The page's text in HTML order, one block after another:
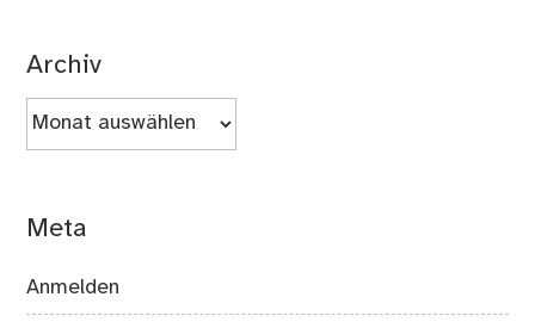
Archiv
Archiv
Meta
Anmelden